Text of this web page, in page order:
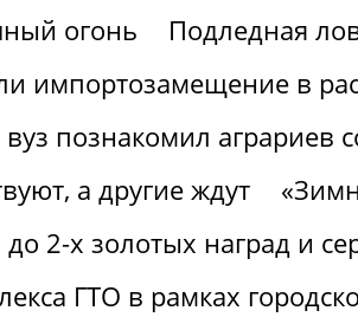
огонь
Подледная
импортозамещение в
познакомил аграриев
а другие ждут
до 2-х золотых наград и
ГТО в рамках